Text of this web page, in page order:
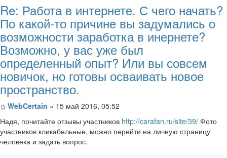
Re: Работа в интернете. С чего начать?
По какой-то причине вы задумались о
возможности заработка в инернете?
Возможно, у вас уже был
определенный опыт? Или вы совсем
новичок, но готовы осваивать новое
пространство.
WebCertain » 15 май 2016, 05:52
Надя, почитайте отзывы участников http://carafan.ru/site/39/ Фото
участников кликабельные, можно перейти на личную страницу
человека и задать вопрос.